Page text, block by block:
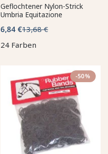
Geflochtener Nylon-Strick
Umbria Equitazione
6,84 €13,68 €
24 Farben
-50%